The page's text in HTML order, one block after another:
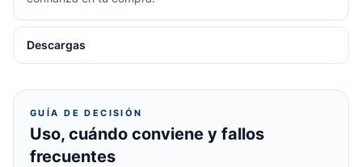
Descargas
GUÍA DE DECISIÓN
Uso, cuándo conviene y fallos
frecuentes